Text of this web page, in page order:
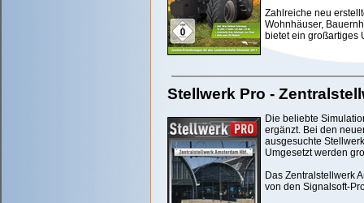
Zahlreiche neu
Wohnhäuser,
bietet ein großartiges
Stellwerk Pro -
Die beliebte
ergänzt. Bei den
ausgesuchte
Umgesetzt werden
Das Zentralstellwerk
von den Signalsoft-